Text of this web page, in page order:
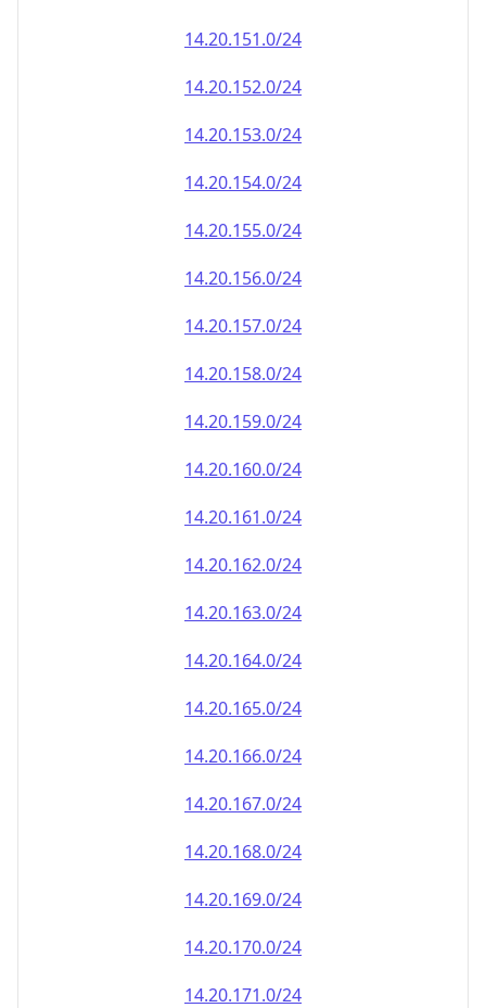
14.20.151.0/24
14.20.152.0/24
14.20.153.0/24
14.20.154.0/24
14.20.155.0/24
14.20.156.0/24
14.20.157.0/24
14.20.158.0/24
14.20.159.0/24
14.20.160.0/24
14.20.161.0/24
14.20.162.0/24
14.20.163.0/24
14.20.164.0/24
14.20.165.0/24
14.20.166.0/24
14.20.167.0/24
14.20.168.0/24
14.20.169.0/24
14.20.170.0/24
14.20.171.0/24